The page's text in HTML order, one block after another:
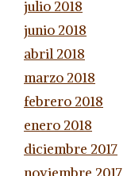
julio 2018
junio 2018
abril 2018
marzo 2018
febrero 2018
enero 2018
diciembre 2017